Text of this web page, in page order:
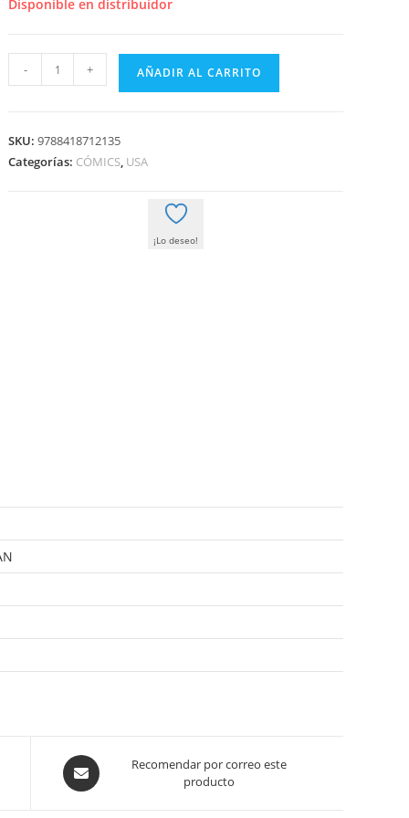
Disponible en distribuidor
AQUELARRE
cantidad
- + AÑADIR AL CARRITO
SKU:9788418712135
Categorías: CÓMICS, USA
¡Lo deseo!
Opens
in
Recomendar por correo este
producto